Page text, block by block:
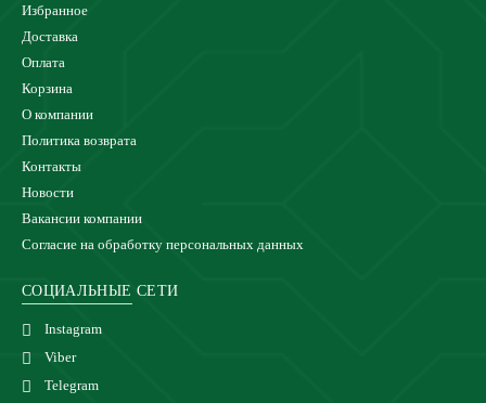
Избранное
Доставка
Оплата
Корзина
О компании
Политика возврата
Контакты
Новости
Вакансии компании
Согласие на обработку персональных данных
СОЦИАЛЬНЫЕ СЕТИ
Instagram
Viber
Telegram